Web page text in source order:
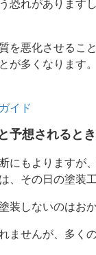
恐れがあります
を悪化させるこ
が多くなります。
イド
予想されると
にもよりますが
、その日の塗装
装しないのはおか
ませんが、多く